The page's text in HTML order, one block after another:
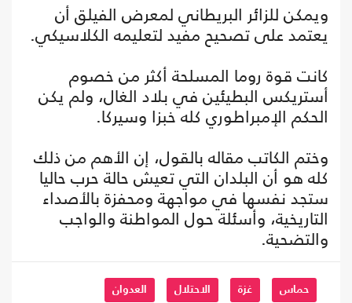
ويمكن للزائر البريطاني لمعرض الفيلق أن
يعتمد على تصحيح مفيد لتعليمه الكلاسيكي.
كانت قوة روما المسلحة أكثر من خصوم
أستريكس البطيئين في بلاد الغال، ولم يكن
الحكم الإمبراطوري كله خبزا وسيركا.
وختم الكاتب مقاله بالقول، إن الأهم من ذلك
كله هو أن البلدان التي تعيش حالة حرب حاليا
ستجد نفسها في مواجهة ومحفزة بالأصداء
التاريخية، وأسئلة حول المواطنة والواجب
والتضحية.
حماس غزة الاحتلال العدوان